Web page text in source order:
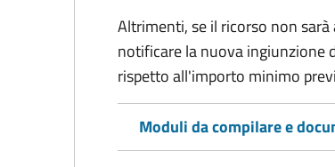
Altrimenti, se il ricorso non
notificare la nuova ingiunzione
rispetto all'importo minimo
Moduli da compilare e